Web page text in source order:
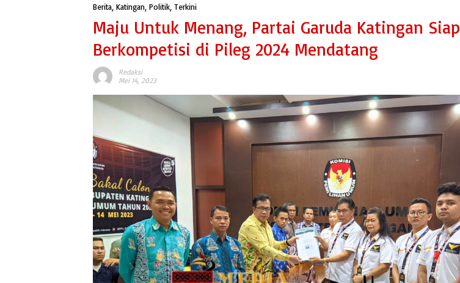
Berita Katingan Politik Terkini
Maju Untuk Menang, Partai Garuda Katingan Siap
Berkompetisi di Pileg 2024 Mendatang
Redaksi
Mei 14, 2023